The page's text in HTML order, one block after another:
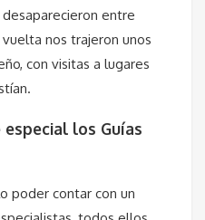
entre
nos trajeron unos
con visitas a lugares
especial los Guías
poder contar con un